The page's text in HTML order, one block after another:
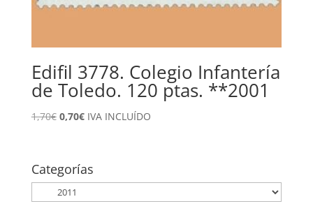
Edifil 3778. Colegio Infantería
de Toledo. 120 ptas. **2001
1,70€ El
era:
1,70€.
0,70€El
es:
0,70€.
IVA INCLUÍDO
Categorías